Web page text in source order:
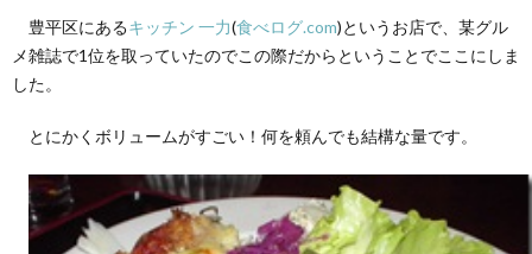
豊平区にあるキッチン 一力(食べログ.com)というお店で、某グル
メ雑誌で1位を取っていたのでこの際だからということでここにしま
した。
とにかくボリュームがすごい！何を頼んでも結構な量です。